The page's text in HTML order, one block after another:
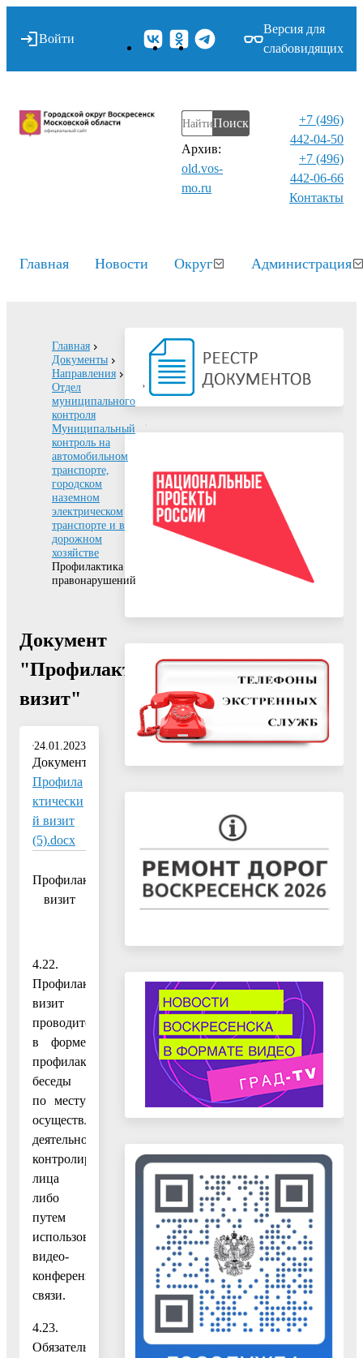
Войти
Версия для
слабовидящих
Поиск
Архив:
old.vos-
mo.ru
+7 (496)
442-04-50
+7 (496)
442-06-66
Контакты⁠
Главная Новости Округ Администрация
Главная
Документы
Направления
Отдел
муниципального
контроля
Муниципальный
контроль на
автомобильном
транспорте,
городском
наземном
электрическом
транспорте и в
дорожном
хозяйстве
Профилактика
правонарушений
Документ
"Профилактический
визит"
24.01.2023
Документ:
Профила
ктически
й визит
(5).docx
Профилактический
визит
4.22.
Профилактический
визит
проводится
в форме
профилактической
беседы
по месту
осуществления
деятельности
контролируемого
лица
либо
путем
использования
видео-
конференц-
связи.
4.23.
Обязательный